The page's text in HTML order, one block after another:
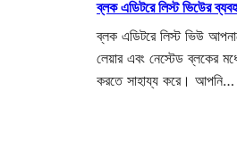
ব্লক এডিটরে লিস্ট ভিউের
ব্লক এডিটরে লিস্ট ভিউ
লেয়ার এবং নেস্টেড ব্লকের
করতে সাহায্য করে। আপনি…